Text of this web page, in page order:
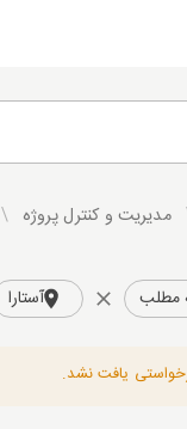
مدیریت و کنترل پروژه /
مطلب آستارا
یافت نشد.